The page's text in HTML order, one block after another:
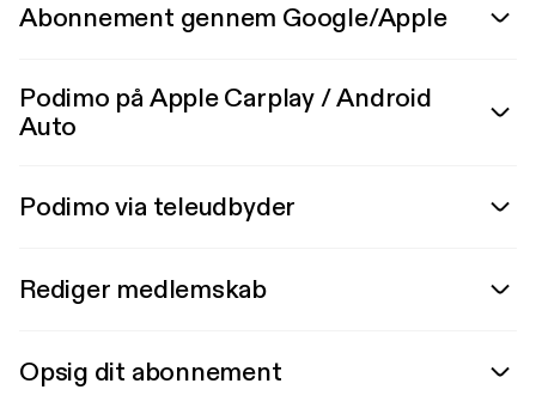
Abonnement gennem Google/Apple
Podimo på Apple Carplay / Android
Auto
Podimo via teleudbyder
Rediger medlemskab
Opsig dit abonnement